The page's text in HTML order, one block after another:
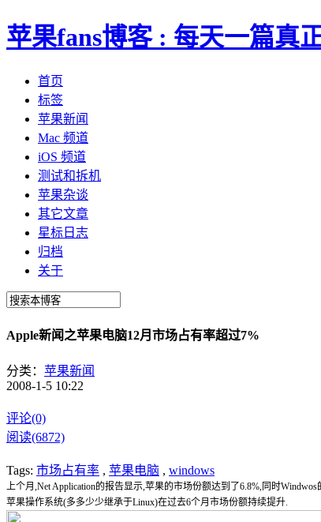
苹果fans博客 : 每天一篇真
首页
标签
苹果新闻
Mac 频道
iOS 频道
测试和拆机
苹果杂谈
其它文章
星标日志
归档
关于
Apple新闻之苹果电脑12月市场占有率超过7%
分类： 苹果新闻
2008-1-5 10:22
评论(0)
阅读(6872)
Tags: 市场占有率 , 苹果电脑 , windows
上个月,Net Application的报告显示,苹果的市场份额达到了6.8%,同时
苹果操作系统(多多少少继承于Linux)在过去6个月市场份额持续提升.